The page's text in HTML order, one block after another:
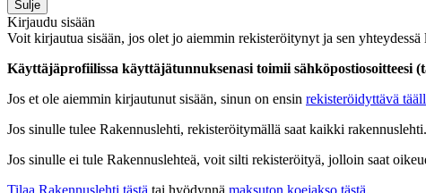
Sulje
Kirjaudu sisään
Voit kirjautua sisään, jos olet jo aiemmin rekisteröitynyt ja sen
Käyttäjäprofiilissa käyttäjätunnuksenasi toimii sähköpostiosoitteesi
Jos et ole aiemmin kirjautunut sisään, sinun on ensin rekisteröidyttävä
Jos sinulle tulee Rakennuslehti, rekisteröitymällä saat kaikki
Jos sinulle ei tule Rakennuslehteä, voit silti rekisteröityä, jolloin saat
Tilaa Rakennuslehti tästä tai hyödynnä maksuton koejakso tästä.